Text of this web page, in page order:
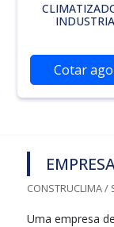
Cotar
CONSTRUCLIMA /
Uma empresa